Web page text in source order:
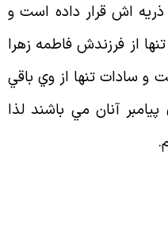
اش قرار داده است و
از فرزندش فاطمه زهرا
سادات تنها از وي باقي
آنان مي باشند لذا